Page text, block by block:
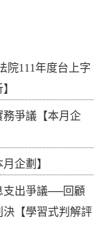
院111年度台上字
爭議【本月企
企劃】
支出爭議──回顧
決【學習式判解評